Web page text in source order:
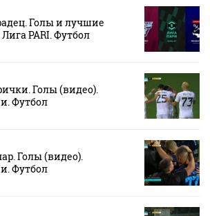
Голы и лучшие
PARI. Футбол
Голы (видео).
Футбол
Голы (видео).
Футбол